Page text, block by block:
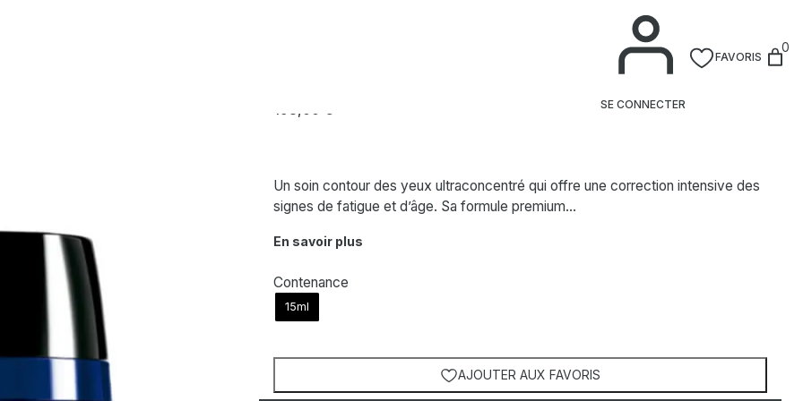
SE CONNECTER
FAVORIS
0
Cellular Performance Extra Intensive Eye Cream
193,00 €
Un soin contour des yeux ultraconcentré qui offre une correction intensive des
signes de fatigue et d’âge. Sa formule premium…
En savoir plus
Contenance
15ml
AJOUTER AUX FAVORIS